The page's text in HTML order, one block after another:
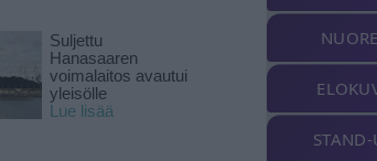
Suljettu
Hanasaaren
voimalaitos avautui
yleisölle
Lue lisää
STAND-